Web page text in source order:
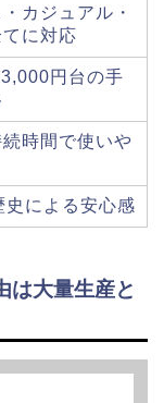
カジュアル・
に対応
円台の手
時間で使いや
史による安心感
は大量生産と